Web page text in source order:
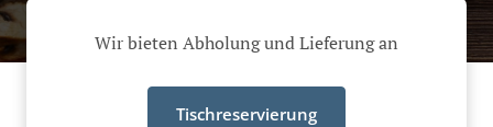
Wir bieten Abholung und Lieferung an
Tischreservierung